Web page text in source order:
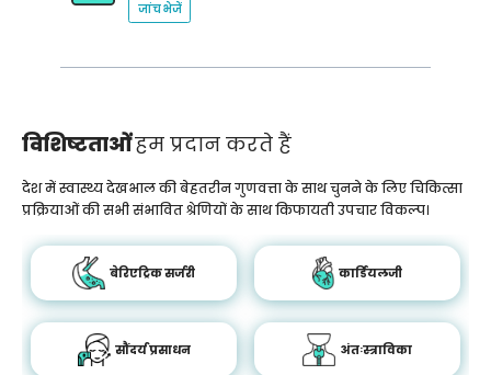
जांच भेजें
विशिष्टताओंहम प्रदान करते हैं
देश में स्वास्थ्य देखभाल की बेहतरीन गुणवत्ता के साथ चुनने के लिए चिकित्सा
प्रक्रियाओं की सभी संभावित श्रेणियों के साथ किफायती उपचार विकल्प।
बेरिएट्रिक सर्जरी कार्डियलजी
सौंदर्य प्रसाधन अंतःस्त्राविका